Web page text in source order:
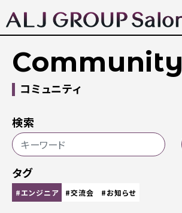
Community
コミュニティ
検索
タグ
#エンジニア #交流会 #お知らせ